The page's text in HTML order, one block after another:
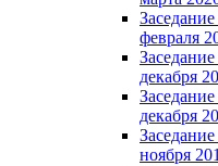
февраля
декабря
декабря
ноября